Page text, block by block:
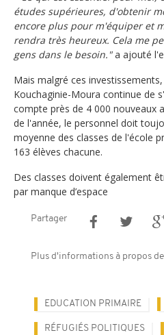
études supérieures, d'obtenir
encore plus pour m'équiper et
rendra très heureux. Cela me
gens dans le besoin."a ajouté
Mais malgré ces
Kouchaginie-Moura continue de
compte près de 4 000 nouveaux
de l'année, le personnel doit
moyenne des classes de l'école
163 élèves chacune.
Des classes doivent également
par manque d’espace
Partager
Plus d'informations à propos de
EDUCATION PRIMAIRE
RÉFUGIÉS POLITIQUES